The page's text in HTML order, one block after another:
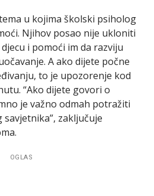
u kojima školski psiholog
Njihov posao nije ukloniti
i pomoći im da razviju
A ako dijete počne
to je upozorenje kod
“Ako dijete govori o
je važno odmah potražiti
zaključuje
OGLAS